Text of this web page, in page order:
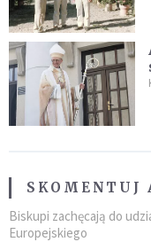
SKOMENTUJ
Biskupi zachęcają do
Europejskiego